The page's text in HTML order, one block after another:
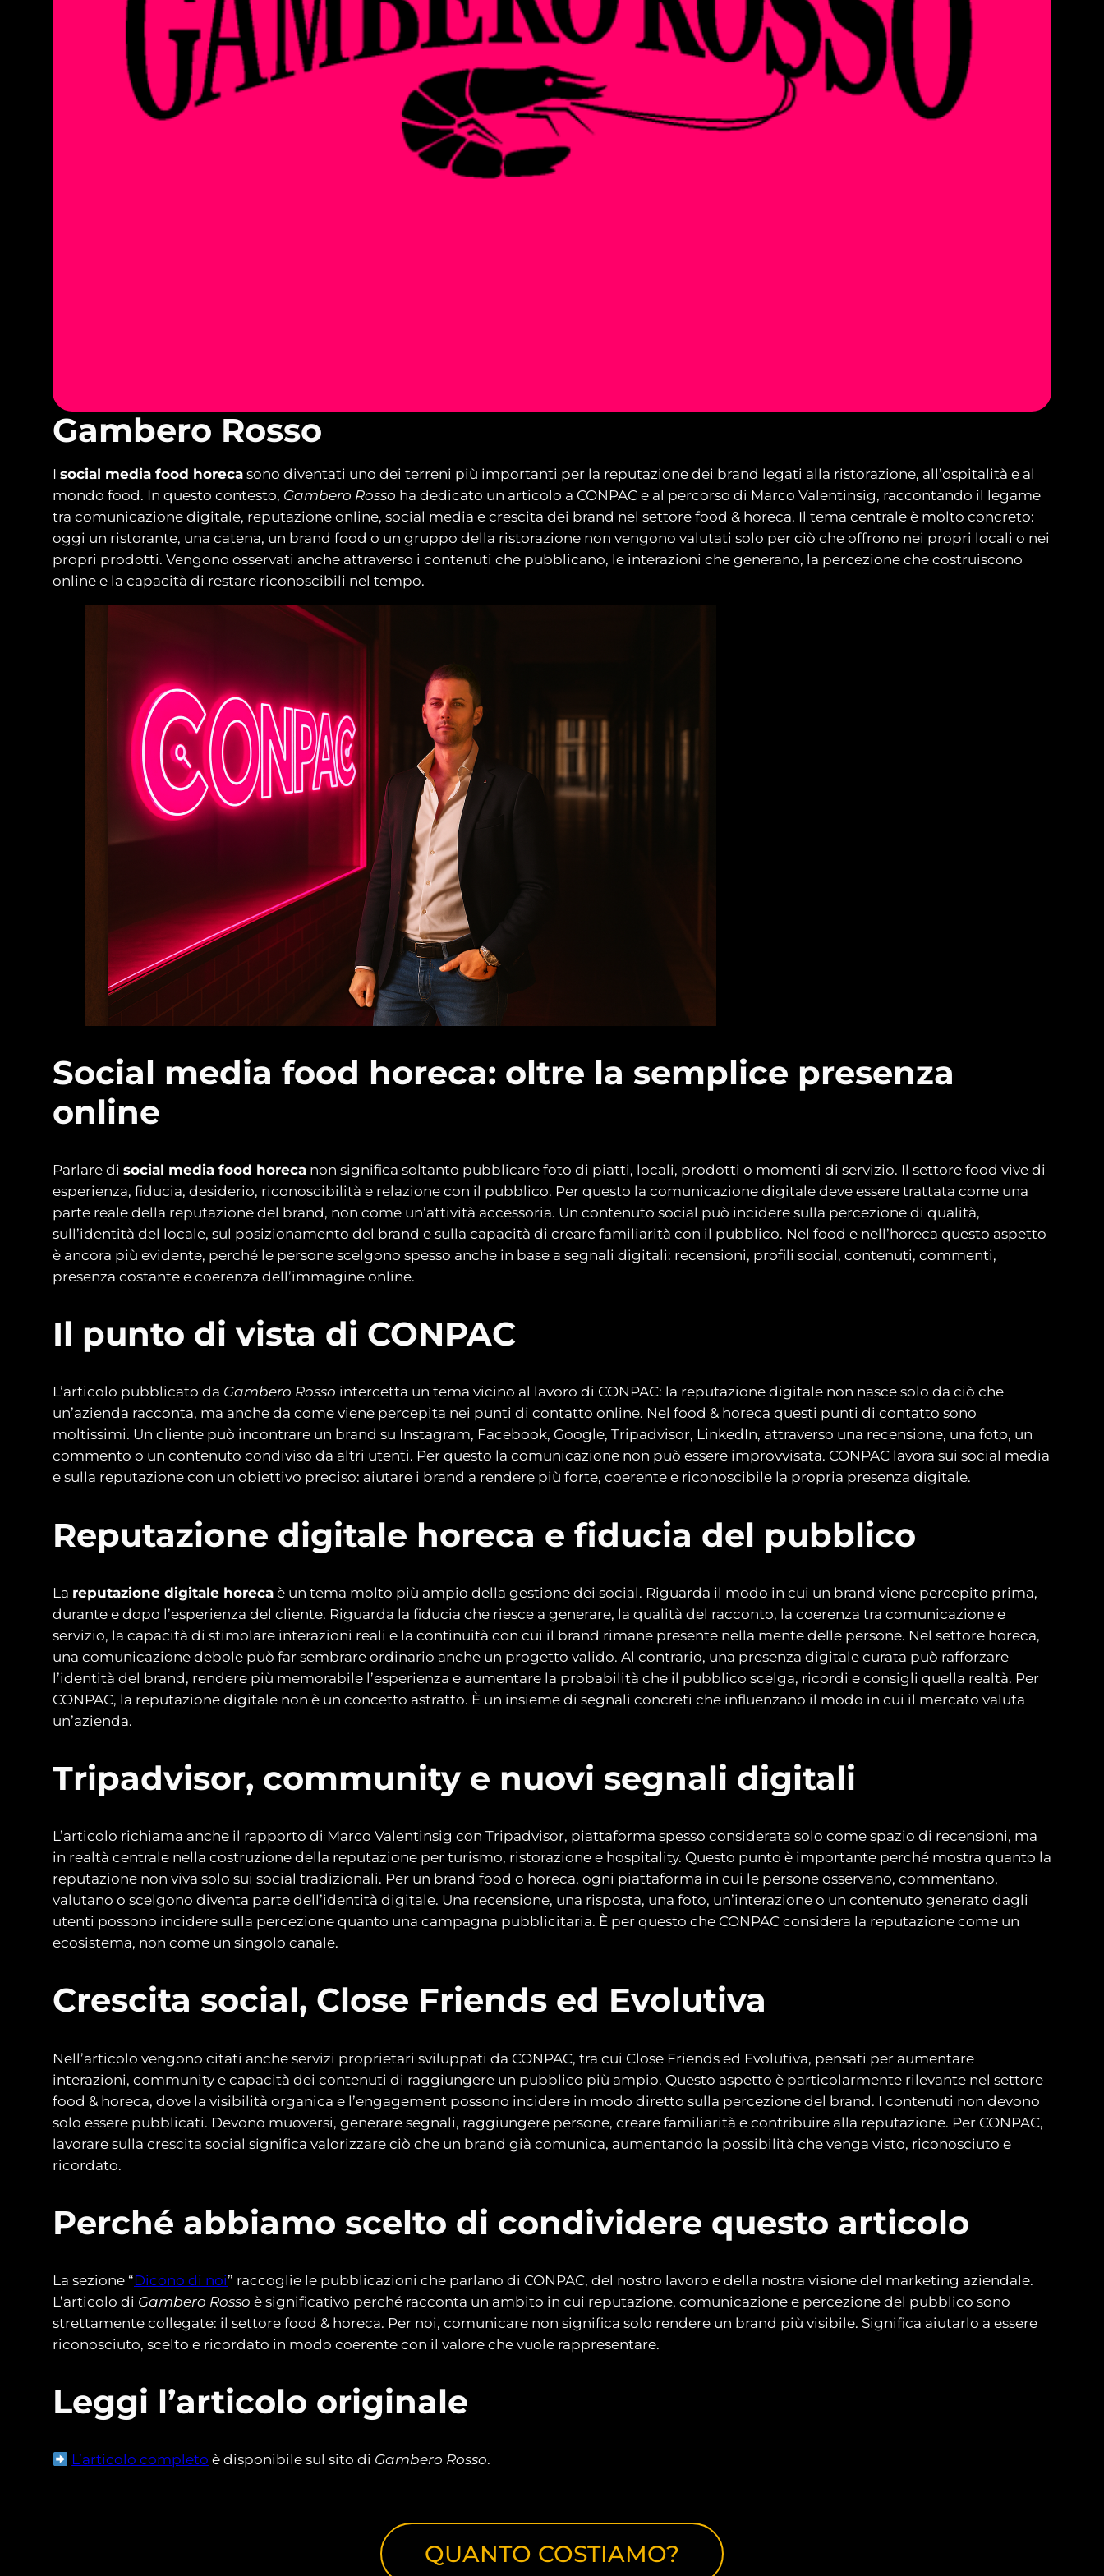
Gambero Rosso
I social media food horeca sono diventati uno dei terreni più importanti per la reputazione dei brand legati alla ristorazione, all’ospitalità e al
mondo food. In questo contesto, Gambero Rosso ha dedicato un articolo a CONPAC e al percorso di Marco Valentinsig, raccontando il legame
tra comunicazione digitale, reputazione online, social media e crescita dei brand nel settore food & horeca. Il tema centrale è molto concreto:
oggi un ristorante, una catena, un brand food o un gruppo della ristorazione non vengono valutati solo per ciò che offrono nei propri locali o nei
propri prodotti. Vengono osservati anche attraverso i contenuti che pubblicano, le interazioni che generano, la percezione che costruiscono
online e la capacità di restare riconoscibili nel tempo.
Social media food horeca: oltre la semplice presenza
online
Parlare di social media food horeca non significa soltanto pubblicare foto di piatti, locali, prodotti o momenti di servizio. Il settore food vive di
esperienza, fiducia, desiderio, riconoscibilità e relazione con il pubblico. Per questo la comunicazione digitale deve essere trattata come una
parte reale della reputazione del brand, non come un’attività accessoria. Un contenuto social può incidere sulla percezione di qualità,
sull’identità del locale, sul posizionamento del brand e sulla capacità di creare familiarità con il pubblico. Nel food e nell’horeca questo aspetto
è ancora più evidente, perché le persone scelgono spesso anche in base a segnali digitali: recensioni, profili social, contenuti, commenti,
presenza costante e coerenza dell’immagine online.
Il punto di vista di CONPAC
L’articolo pubblicato da Gambero Rosso intercetta un tema vicino al lavoro di CONPAC: la reputazione digitale non nasce solo da ciò che
un’azienda racconta, ma anche da come viene percepita nei punti di contatto online. Nel food & horeca questi punti di contatto sono
moltissimi. Un cliente può incontrare un brand su Instagram, Facebook, Google, Tripadvisor, LinkedIn, attraverso una recensione, una foto, un
commento o un contenuto condiviso da altri utenti. Per questo la comunicazione non può essere improvvisata. CONPAC lavora sui social media
e sulla reputazione con un obiettivo preciso: aiutare i brand a rendere più forte, coerente e riconoscibile la propria presenza digitale.
Reputazione digitale horeca e fiducia del pubblico
La reputazione digitale horeca è un tema molto più ampio della gestione dei social. Riguarda il modo in cui un brand viene percepito prima,
durante e dopo l’esperienza del cliente. Riguarda la fiducia che riesce a generare, la qualità del racconto, la coerenza tra comunicazione e
servizio, la capacità di stimolare interazioni reali e la continuità con cui il brand rimane presente nella mente delle persone. Nel settore horeca,
una comunicazione debole può far sembrare ordinario anche un progetto valido. Al contrario, una presenza digitale curata può rafforzare
l’identità del brand, rendere più memorabile l’esperienza e aumentare la probabilità che il pubblico scelga, ricordi e consigli quella realtà. Per
CONPAC, la reputazione digitale non è un concetto astratto. È un insieme di segnali concreti che influenzano il modo in cui il mercato valuta
un’azienda.
Tripadvisor, community e nuovi segnali digitali
L’articolo richiama anche il rapporto di Marco Valentinsig con Tripadvisor, piattaforma spesso considerata solo come spazio di recensioni, ma
in realtà centrale nella costruzione della reputazione per turismo, ristorazione e hospitality. Questo punto è importante perché mostra quanto la
reputazione non viva solo sui social tradizionali. Per un brand food o horeca, ogni piattaforma in cui le persone osservano, commentano,
valutano o scelgono diventa parte dell’identità digitale. Una recensione, una risposta, una foto, un’interazione o un contenuto generato dagli
utenti possono incidere sulla percezione quanto una campagna pubblicitaria. È per questo che CONPAC considera la reputazione come un
ecosistema, non come un singolo canale.
Crescita social, Close Friends ed Evolutiva
Nell’articolo vengono citati anche servizi proprietari sviluppati da CONPAC, tra cui Close Friends ed Evolutiva, pensati per aumentare
interazioni, community e capacità dei contenuti di raggiungere un pubblico più ampio. Questo aspetto è particolarmente rilevante nel settore
food & horeca, dove la visibilità organica e l’engagement possono incidere in modo diretto sulla percezione del brand. I contenuti non devono
solo essere pubblicati. Devono muoversi, generare segnali, raggiungere persone, creare familiarità e contribuire alla reputazione. Per CONPAC,
lavorare sulla crescita social significa valorizzare ciò che un brand già comunica, aumentando la possibilità che venga visto, riconosciuto e
ricordato.
Perché abbiamo scelto di condividere questo articolo
La sezione “Dicono di noi” raccoglie le pubblicazioni che parlano di CONPAC, del nostro lavoro e della nostra visione del marketing aziendale.
L’articolo di Gambero Rosso è significativo perché racconta un ambito in cui reputazione, comunicazione e percezione del pubblico sono
strettamente collegate: il settore food & horeca. Per noi, comunicare non significa solo rendere un brand più visibile. Significa aiutarlo a essere
riconosciuto, scelto e ricordato in modo coerente con il valore che vuole rappresentare.
Leggi l’articolo originale
L’articolo completo è disponibile sul sito di Gambero Rosso.
QUANTO COSTIAMO?